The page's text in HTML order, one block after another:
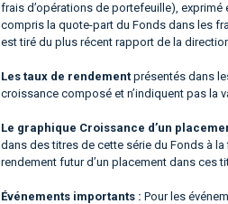
frais d’opérations de portefeuille),
compris la quote-part du Fonds dans les
est tiré du plus récent rapport de la
Les taux de rendement présentés dans
croissance composé et n’indiquent pas la
Le graphique Croissance d’un
dans des titres de cette série du Fonds à
rendement futur d’un placement dans ces
Événements importants : Pour les